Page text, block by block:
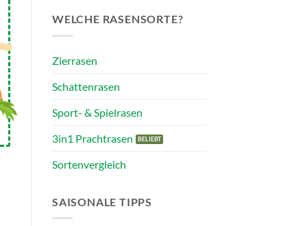
WELCHE RASENSORTE?
Zierrasen
Schattenrasen
Sport- & Spielrasen
3in1 Prachtrasen
Sortenvergleich
SAISONALE TIPPS